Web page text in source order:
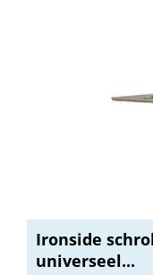
Ironside
universeel...